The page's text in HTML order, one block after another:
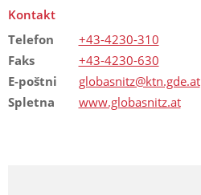
Kontakt
Telefon
+43-4230-310
Faks
+43-4230-630
E-poštni
globasnitz@ktn.gde.at
Spletna
www.globasnitz.at